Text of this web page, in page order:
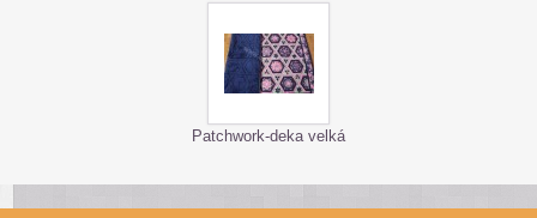
Patchwork-deka velká